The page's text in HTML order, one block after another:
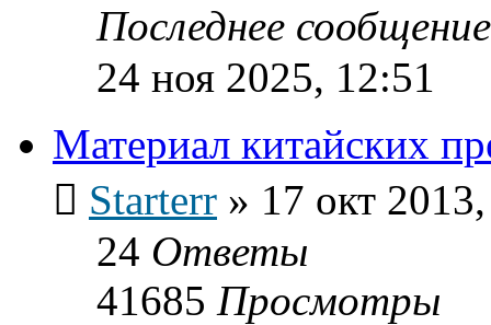
Последнее
24 ноя 2025, 12:51
Материал китайских
Starterr » 17 окт
24 Ответы
41685 Просмотры